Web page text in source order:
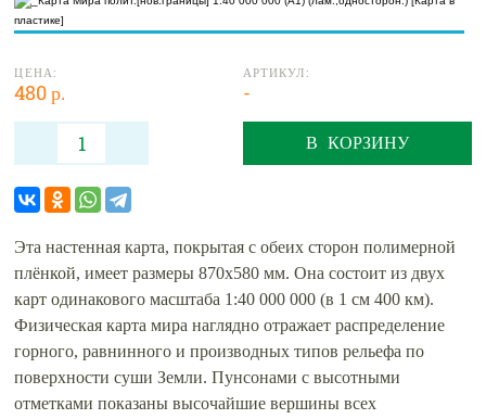
ЦЕНА:
480 р.
АРТИКУЛ:
-
В КОРЗИНУ
Эта настенная карта, покрытая с обеих сторон полимерной
плёнкой, имеет размеры 870х580 мм. Она состоит из двух
карт одинакового масштаба 1:40 000 000 (в 1 см 400 км).
Физическая карта мира наглядно отражает распределение
горного, равнинного и производных типов рельефа по
поверхности суши Земли. Пунсонами с высотными
отметками показаны высочайшие вершины всех